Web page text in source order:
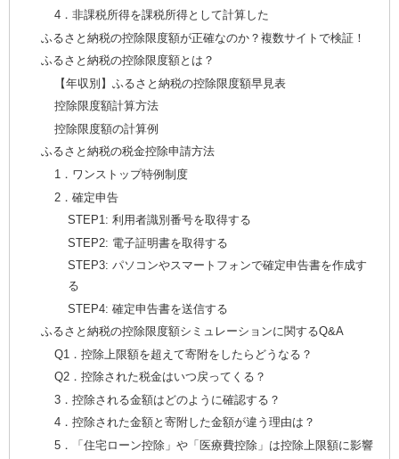
4．非課税所得を課税所得として計算した
ふるさと納税の控除限度額が正確なのか？複数サイトで検証！
ふるさと納税の控除限度額とは？
【年収別】ふるさと納税の控除限度額早見表
控除限度額計算方法
控除限度額の計算例
ふるさと納税の税金控除申請方法
1．ワンストップ特例制度
2．確定申告
STEP1: 利用者識別番号を取得する
STEP2: 電子証明書を取得する
STEP3: パソコンやスマートフォンで確定申告書を作成す
る
STEP4: 確定申告書を送信する
ふるさと納税の控除限度額シミュレーションに関するQ&A
Q1．控除上限額を超えて寄附をしたらどうなる？
Q2．控除された税金はいつ戻ってくる？
3．控除される金額はどのように確認する？
4．控除された金額と寄附した金額が違う理由は？
5．「住宅ローン控除」や「医療費控除」は控除上限額に影響